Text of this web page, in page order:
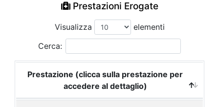
Prestazioni Erogate
Visualizza
elementi
Cerca:
Prestazione (clicca sulla prestazione per
accedere al dettaglio)